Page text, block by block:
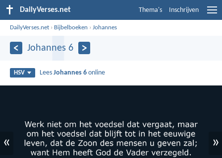
DailyVerses.net Thema's Inschrijven
DailyVerses.net › Bijbelboeken ›Johannes
Johannes 6
HSV LeesJohannes 6 online
« »